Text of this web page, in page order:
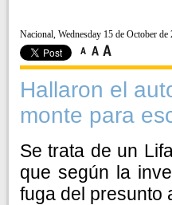
Nacional, Wednesday 15 de October de
Hallaron el
monte para
Se trata de un
que según la
fuga del presunto